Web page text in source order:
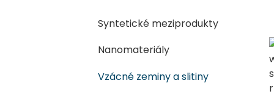
Syntetické meziprodukty
Nanomateriály
Vzácné zeminy a slitiny